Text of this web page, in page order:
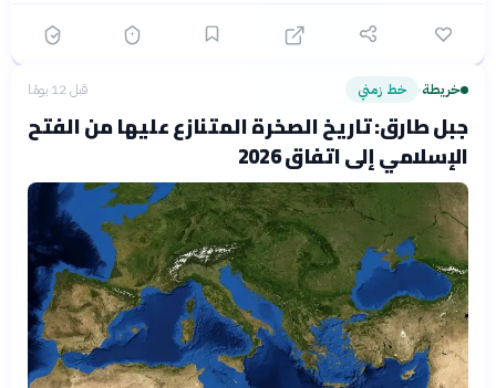
خريطة› خط زمني قبل 12 يومًا
جبل طارق: تاريخ الصخرة المتنازع عليها من الفتح
الإسلامي إلى اتفاق 2026